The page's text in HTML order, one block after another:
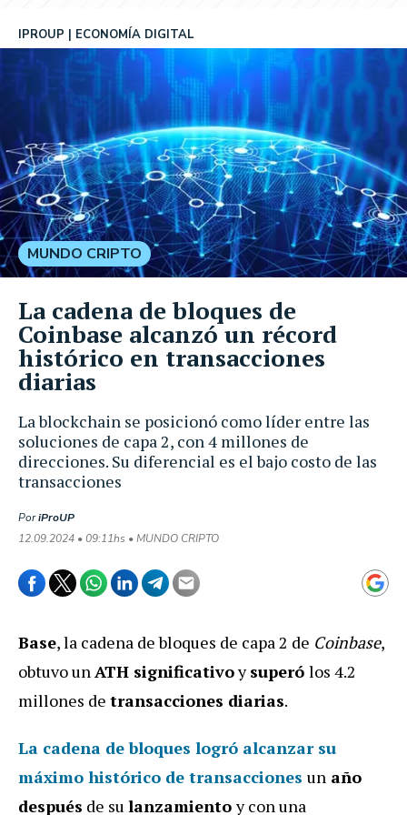
La blockchain se posicionó como líder entre las
soluciones de capa 2, con 4 millones de
direcciones. Su diferencial es el bajo costo de las
transacciones
IPROUP ECONOMÍA DIGITAL
PoriProUP
12.09.2024 • 09:11hs • MUNDO CRIPTO
MUNDO CRIPTO
La cadena de bloques de
Coinbase alcanzó un récord
histórico en transacciones
diarias
Base, la cadena de bloques de capa 2 de Coinbase,
obtuvo unATH significativoysuperó los 4.2
millones de transacciones diarias.
La cadena de bloques logró alcanzar su
máximo histórico de transacciones un año
después de su lanzamientoy con una